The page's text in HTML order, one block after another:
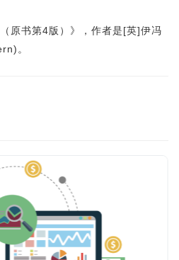
原书第4版）》，作者是[英]伊冯
。